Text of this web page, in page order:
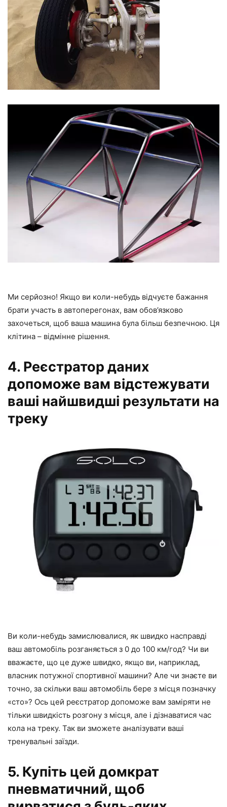
Ми серйозно! Якщо ви коли-небудь відчуєте бажання
брати участь в автоперегонах, вам обов’язково
захочеться, щоб ваша машина була більш безпечною. Ця
клітина – відмінне рішення.
4. Реєстратор даних
допоможе вам відстежувати
ваші найшвидші результати на
треку
Ви коли-небудь замислювалися, як швидко насправді
ваш автомобіль розганяється з 0 до 100 км/год? Чи ви
вважаєте, що це дуже швидко, якщо ви, наприклад,
власник потужної спортивної машини? Але чи знаєте ви
точно, за скільки ваш автомобіль бере з місця позначку
«сто»? Ось цей реєстратор допоможе вам заміряти не
тільки швидкість розгону з місця, але і дізнаватися час
кола на треку. Так ви зможете аналізувати ваші
тренувальні заїзди.
5. Купіть цей домкрат
пневматичний, щоб